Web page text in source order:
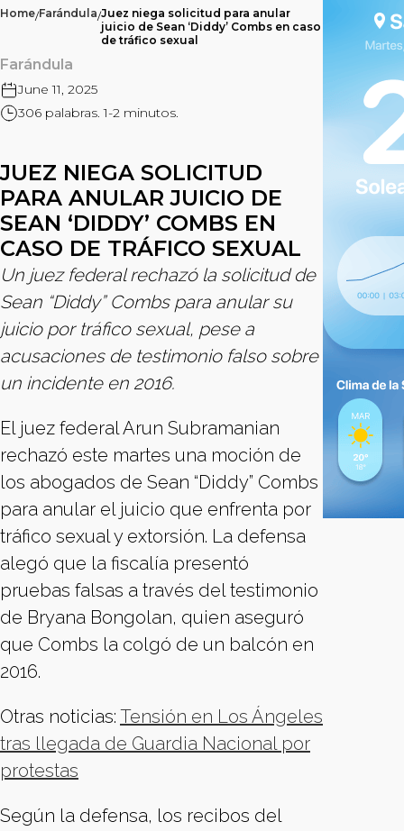
Home/Farándula/Juez niega solicitud para anular
juicio de Sean ‘Diddy’ Combs en caso
de tráfico sexual
Farándula
June 11, 2025
306 palabras. 1-2 minutos.
JUEZ NIEGA SOLICITUD
PARA ANULAR JUICIO DE
SEAN ‘DIDDY’ COMBS EN
CASO DE TRÁFICO SEXUAL
Un juez federal rechazó la solicitud de
Sean “Diddy” Combs para anular su
juicio por tráfico sexual, pese a
acusaciones de testimonio falso sobre
un incidente en 2016.
El juez federal Arun Subramanian
rechazó este martes una moción de
los abogados de Sean “Diddy” Combs
para anular el juicio que enfrenta por
tráfico sexual y extorsión. La defensa
alegó que la fiscalía presentó
pruebas falsas a través del testimonio
de Bryana Bongolan, quien aseguró
que Combs la colgó de un balcón en
2016.
Otras noticias: Tensión en Los Ángeles
tras llegada de Guardia Nacional por
protestas
Según la defensa, los recibos del